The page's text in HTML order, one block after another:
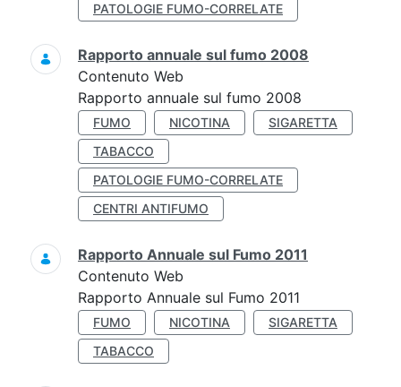
PATOLOGIE FUMO-CORRELATE
Rapporto annuale sul fumo 2008
Contenuto Web
Rapporto annuale sul fumo 2008
FUMO NICOTINA
SIGARETTA
TABACCO
PATOLOGIE FUMO-CORRELATE
CENTRI ANTIFUMO
Rapporto Annuale sul Fumo 2011
Contenuto Web
Rapporto Annuale sul Fumo 2011
FUMO NICOTINA
SIGARETTA
TABACCO